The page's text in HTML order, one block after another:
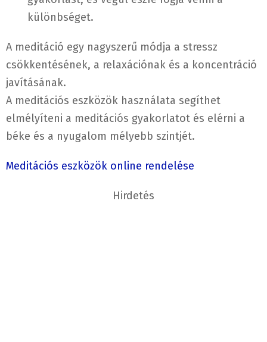
különbséget.
A meditáció egy nagyszerű módja a stressz
csökkentésének, a relaxációnak és a koncentráció
javításának.
A meditációs eszközök használata segíthet
elmélyíteni a meditációs gyakorlatot és elérni a
béke és a nyugalom mélyebb szintjét.
Meditációs eszközök online rendelése
Hirdetés